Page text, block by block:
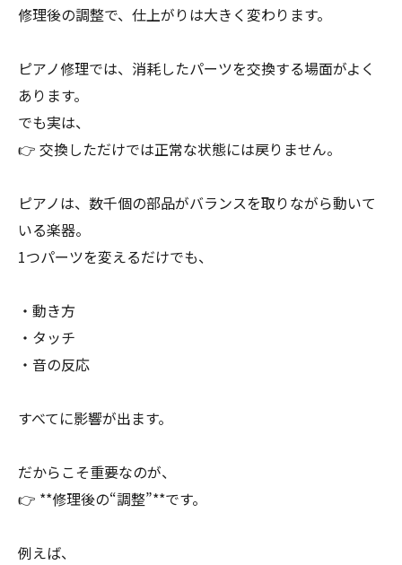
修理後の調整で、仕上がりは大きく変わります。
ピアノ修理では、消耗したパーツを交換する場面がよく
あります。
でも実は、
👉 交換しただけでは正常な状態には戻りません。
ピアノは、数千個の部品がバランスを取りながら動いて
いる楽器。
1つパーツを変えるだけでも、
・動き方
・タッチ
・音の反応
すべてに影響が出ます。
だからこそ重要なのが、
👉 **修理後の“調整”**です。
例えば、